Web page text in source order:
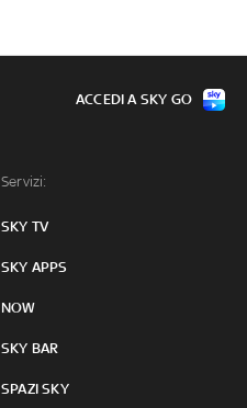
Servizi:
SKY TV
SKY APPS
NOW
SKY BAR
SPAZI SKY
ACCEDI A SKY GO